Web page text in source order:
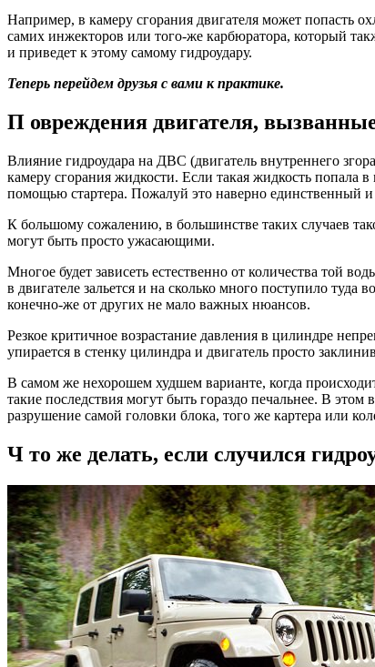
Например, в камеру сгорания двигателя может попасть
самих инжекторов или того-же карбюратора, который
и приведет к этому самому гидроудару.
Теперь перейдем друзья с вами к практике.
П овреждения двигателя,
Влияние гидроудара на ДВС (двигатель внутреннего
камеру сгорания жидкости. Если такая жидкость попала
помощью стартера. Пожалуй это наверно единственный
К большому сожалению, в большинстве таких случаев
могут быть просто ужасающими.
Многое будет зависеть естественно от количества той
в двигателе зальется и на сколько много поступило
конечно-же от других не мало важных нюансов.
Резкое критичное возрастание давления в цилиндре
упирается в стенку цилиндра и двигатель просто
В самом же нехорошем худшем варианте, когда
такие последствия могут быть гораздо печальнее. В
разрушение самой головки блока, того же картера или
Ч то же делать, если случился